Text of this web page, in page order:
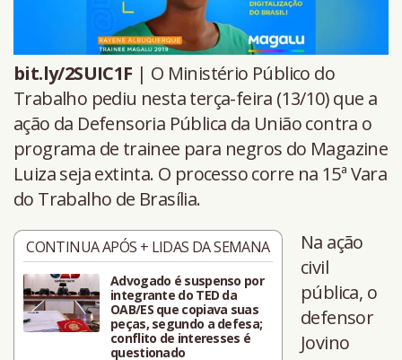
bit.ly/2SUIC1F | O Ministério Público do
Trabalho pediu nesta terça-feira (13/10) que a
ação da Defensoria Pública da União contra o
programa de trainee para negros do Magazine
Luiza seja extinta. O processo corre na 15ª Vara
do Trabalho de Brasília.
CONTINUA APÓS + LIDAS DA SEMANA
Advogado é suspenso por
integrante do TED da
OAB/ES que copiava suas
peças, segundo a defesa;
conflito de interesses é
questionado
Na ação
civil
pública, o
defensor
Jovino